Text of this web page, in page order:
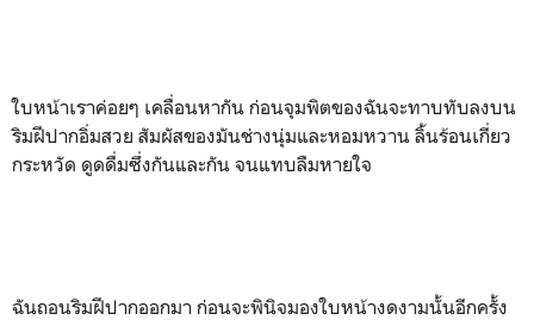
ใบหน้าเราค่อยๆ เคลื่อนหากัน ก่อนจุมพิตของฉันจะทาบทับลงบน
ริมฝีปากอิ่มสวย สัมผัสของมันช่างนุ่มและหอมหวาน ลิ้นร้อนเกี่ยว
กระหวัด ดูดดื่มซึ่งกันและกัน จนแทบลืมหายใจ
ฉันถอนริมฝีปากออกมา ก่อนจะพินิจมองใบหน้างดงามนั้นอีกครั้ง